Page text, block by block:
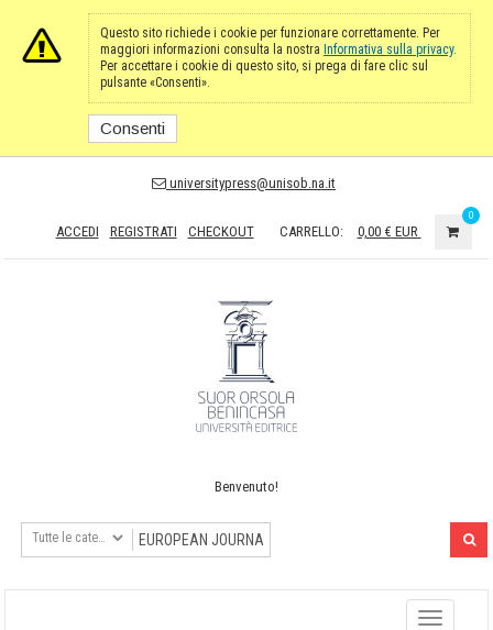
Questo sito richiede i cookie per funzionare correttamente. Per
maggiori informazioni consulta la nostra Informativa sulla privacy.
Per accettare i cookie di questo sito, si prega di fare clic sul
pulsante «Consenti».
Consenti
universitypress@unisob.na.it
ACCEDI REGISTRATI CHECKOUT CARRELLO: 0,00 € EUR
0
Benvenuto!
Toggle